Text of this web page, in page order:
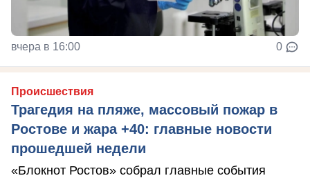
вчера в 16:00 0
Происшествия
Трагедия на пляже, массовый пожар в
Ростове и жара +40: главные новости
прошедшей недели
«Блокнот Ростов» собрал главные события